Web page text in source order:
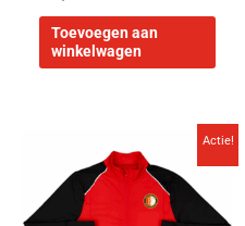
Toevoegen aan
winkelwagen
Actie!
prijs
was:
€99,99.
prijs
is:
€34,99.
product
heeft
meerdere